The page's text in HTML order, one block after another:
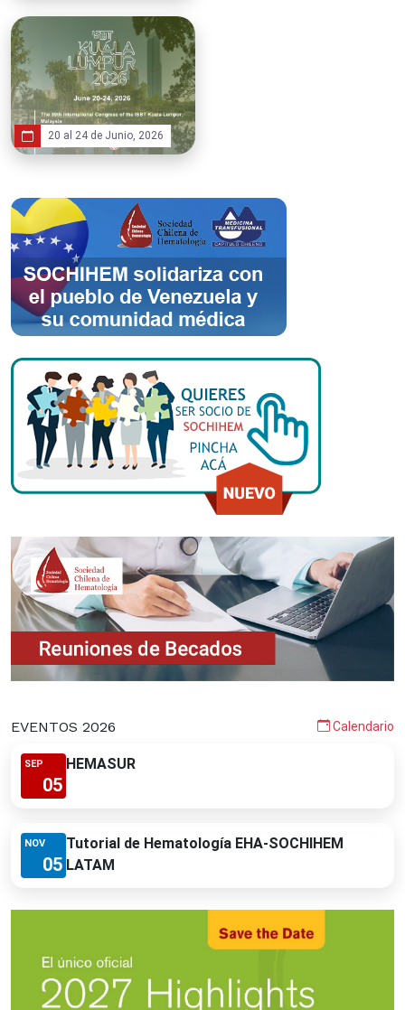
20 al 24 de Junio, 2026
EVENTOS 2026 Calendario
SEP
05
HEMASUR
NOV
05
Tutorial de Hematología EHA-SOCHIHEM
LATAM